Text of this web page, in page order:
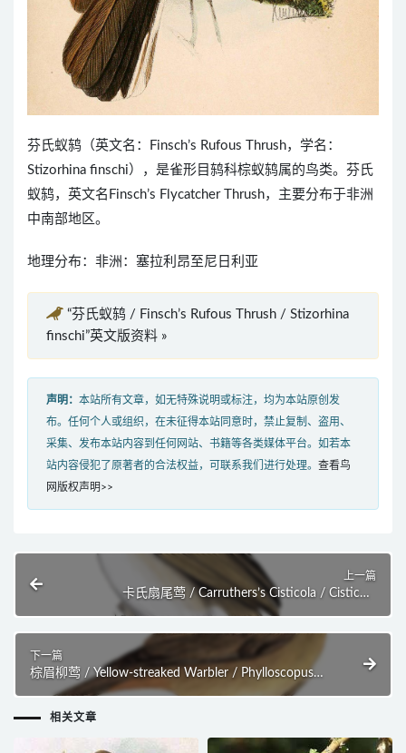
芬氏蚁鸫（英文名：Finsch’s Rufous Thrush，学名：
Stizorhina finschi），是雀形目鸫科棕蚁鸫属的鸟类。芬氏
蚁鸫，英文名Finsch’s Flycatcher Thrush，主要分布于非洲
中南部地区。
地理分布：非洲：塞拉利昂至尼日利亚
“芬氏蚁鸫 / Finsch’s Rufous Thrush / Stizorhina
finschi”英文版资料 »
声明： 本站所有文章，如无特殊说明或标注，均为本站原创发
布。任何个人或组织，在未征得本站同意时，禁止复制、盗用、
采集、发布本站内容到任何网站、书籍等各类媒体平台。如若本
站内容侵犯了原著者的合法权益，可联系我们进行处理。 查看鸟
网版权声明>>
上一篇
卡氏扇尾莺 / Carruthers’s Cisticola / Cisticola
下一篇
棕眉柳莺 / Yellow-streaked Warbler / Phylloscopus
armandii
相关文章